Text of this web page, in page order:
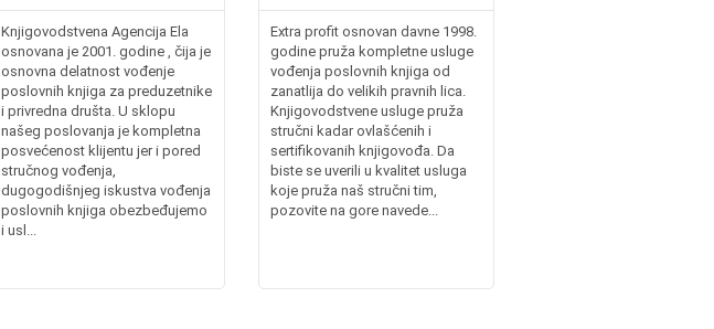
Knjigovodstvena Agencija Ela
osnovana je 2001. godine , čija je
osnovna delatnost vođenje
poslovnih knjiga za preduzetnike
i privredna društa. U sklopu
našeg poslovanja je kompletna
posvećenost klijentu jer i pored
stručnog vođenja,
dugogodišnjeg iskustva vođenja
poslovnih knjiga obezbeđujemo
i usl...
Extra profit osnovan davne 1998.
godine pruža kompletne usluge
vođenja poslovnih knjiga od
zanatlija do velikih pravnih lica.
Knjigovodstvene usluge pruža
stručni kadar ovlašćenih i
sertifikovanih knjigovođa. Da
biste se uverili u kvalitet usluga
koje pruža naš stručni tim,
pozovite na gore navede...